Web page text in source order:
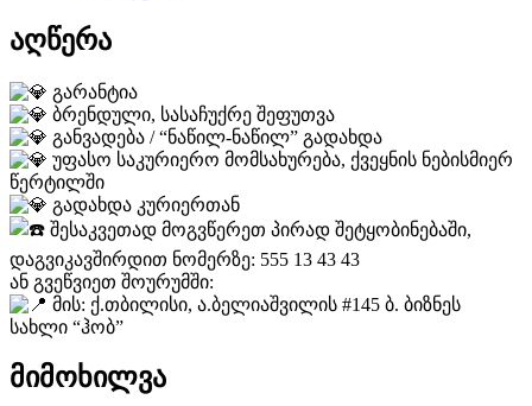
აღწერა
გარანტია
ბრენდული, სასაჩუქრე შეფუთვა
განვადება / “ნაწილ-ნაწილ” გადახდა
უფასო საკურიერო მომსახურება, ქვეყნის ნებისმიერ
წერტილში
გადახდა კურიერთან
შესაკვეთად მოგვწერეთ პირად შეტყობინებაში,
დაგვიკავშირდით ნომერზე: 555 13 43 43
ან გვეწვიეთ შოურუმში:
მის: ქ.თბილისი, ა.ბელიაშვილის #145 ბ. ბიზნეს
სახლი “ჰობ”
მიმოხილვა